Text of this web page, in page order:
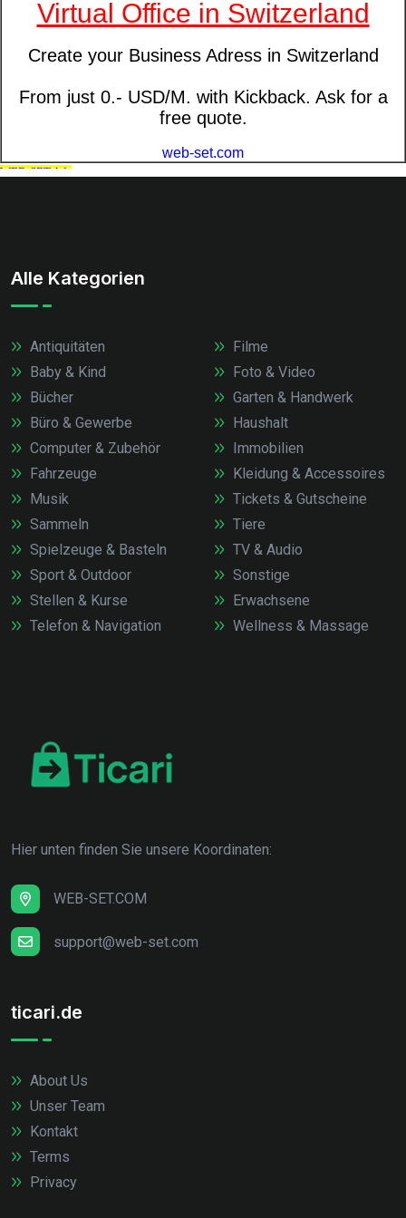
Alle Kategorien
Antiquitäten
Baby & Kind
Bücher
Büro & Gewerbe
Computer & Zubehör
Fahrzeuge
Filme
Foto & Video
Garten & Handwerk
Haushalt
Immobilien
Kleidung & Accessoires
Musik
Sammeln
Spielzeuge & Basteln
Sport & Outdoor
Stellen & Kurse
Telefon & Navigation
Tickets & Gutscheine
Tiere
TV & Audio
Sonstige
Erwachsene
Wellness & Massage
Hier unten finden Sie unsere Koordinaten:
WEB-SET.COM
support@web-set.com
ticari.de
About Us
Unser Team
Kontakt
Terms
Privacy